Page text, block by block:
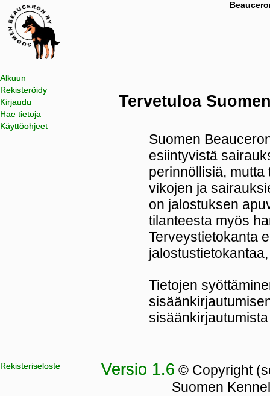
Alkuun
Rekisteröidy
Kirjaudu
Hae tietoja
Käyttöohjeet
Tervetuloa
Suomen
esiintyvistä
perinnöllisiä,
vikojen ja
on jalostuksen
tilanteesta myös
Terveystietokanta
Tietojen
Rekisteriseloste Versio 1.6 © Copyright
Suomen